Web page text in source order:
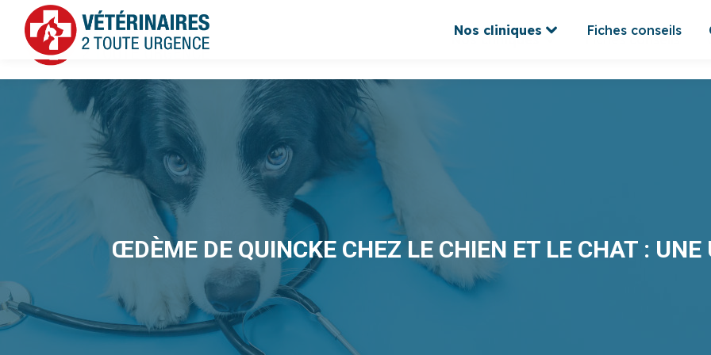
Nos cliniques Fiches conseils
ŒDÈME DE QUINCKE CHEZ LE CHIEN ET LE CHAT : UNE
Nos cliniques Fiches conseils